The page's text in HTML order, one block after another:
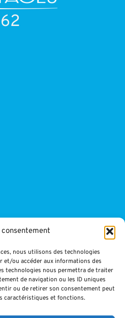
nous utilisons des technologies
et/ou accéder aux informations des
technologies nous permettra de traiter
de navigation ou les ID uniques
ou de retirer son consentement peut
caractéristiques et fonctions.